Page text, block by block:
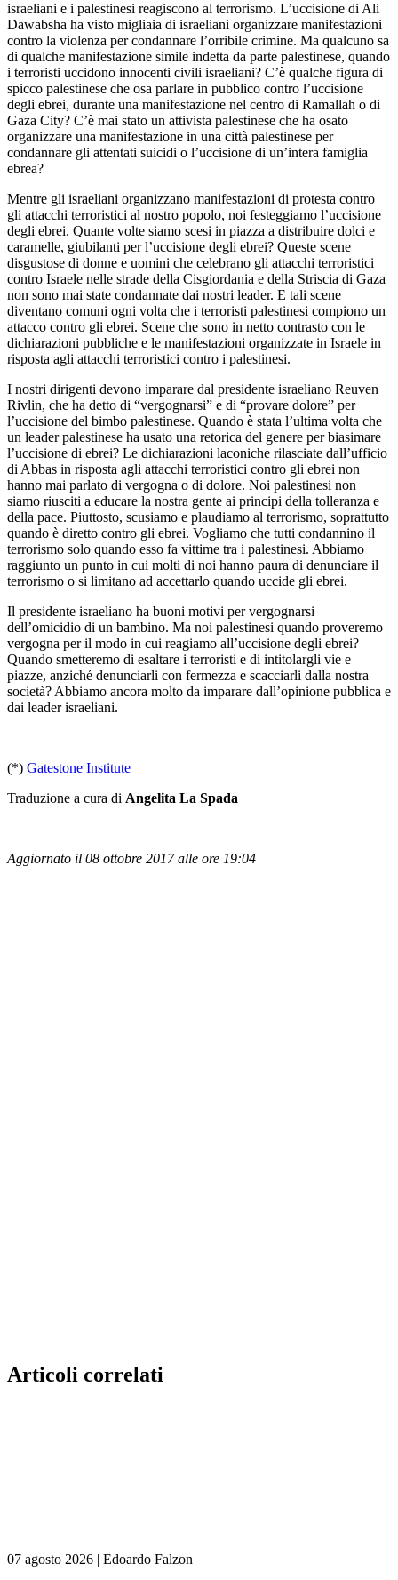
israeliani e i palestinesi reagiscono al terrorismo. L’uccisione di Ali
Dawabsha ha visto migliaia di israeliani organizzare manifestazioni
contro la violenza per condannare l’orribile crimine. Ma qualcuno sa
di qualche manifestazione simile indetta da parte palestinese, quando
i terroristi uccidono innocenti civili israeliani? C’è qualche figura di
spicco palestinese che osa parlare in pubblico contro l’uccisione
degli ebrei, durante una manifestazione nel centro di Ramallah o di
Gaza City? C’è mai stato un attivista palestinese che ha osato
organizzare una manifestazione in una città palestinese per
condannare gli attentati suicidi o l’uccisione di un’intera famiglia
ebrea?
Mentre gli israeliani organizzano manifestazioni di protesta contro
gli attacchi terroristici al nostro popolo, noi festeggiamo l’uccisione
degli ebrei. Quante volte siamo scesi in piazza a distribuire dolci e
caramelle, giubilanti per l’uccisione degli ebrei? Queste scene
disgustose di donne e uomini che celebrano gli attacchi terroristici
contro Israele nelle strade della Cisgiordania e della Striscia di Gaza
non sono mai state condannate dai nostri leader. E tali scene
diventano comuni ogni volta che i terroristi palestinesi compiono un
attacco contro gli ebrei. Scene che sono in netto contrasto con le
dichiarazioni pubbliche e le manifestazioni organizzate in Israele in
risposta agli attacchi terroristici contro i palestinesi.
I nostri dirigenti devono imparare dal presidente israeliano Reuven
Rivlin, che ha detto di “vergognarsi” e di “provare dolore” per
l’uccisione del bimbo palestinese. Quando è stata l’ultima volta che
un leader palestinese ha usato una retorica del genere per biasimare
l’uccisione di ebrei? Le dichiarazioni laconiche rilasciate dall’ufficio
di Abbas in risposta agli attacchi terroristici contro gli ebrei non
hanno mai parlato di vergogna o di dolore. Noi palestinesi non
siamo riusciti a educare la nostra gente ai principi della tolleranza e
della pace. Piuttosto, scusiamo e plaudiamo al terrorismo, soprattutto
quando è diretto contro gli ebrei. Vogliamo che tutti condannino il
terrorismo solo quando esso fa vittime tra i palestinesi. Abbiamo
raggiunto un punto in cui molti di noi hanno paura di denunciare il
terrorismo o si limitano ad accettarlo quando uccide gli ebrei.
Il presidente israeliano ha buoni motivi per vergognarsi
dell’omicidio di un bambino. Ma noi palestinesi quando proveremo
vergogna per il modo in cui reagiamo all’uccisione degli ebrei?
Quando smetteremo di esaltare i terroristi e di intitolargli vie e
piazze, anziché denunciarli con fermezza e scacciarli dalla nostra
società? Abbiamo ancora molto da imparare dall’opinione pubblica e
dai leader israeliani.
(*) Gatestone Institute
Traduzione a cura di Angelita La Spada
Aggiornato il 08 ottobre 2017 alle ore 19:04
Articoli correlati
07 agosto 2026 | Edoardo Falzon